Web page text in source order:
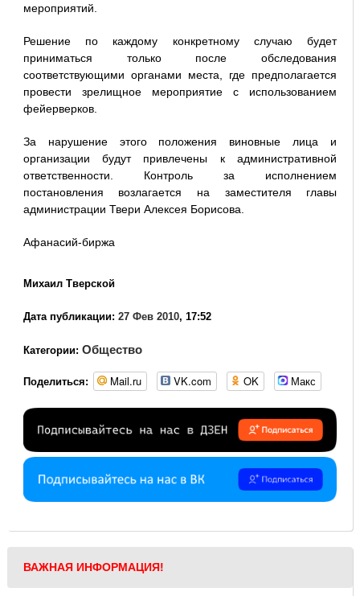
мероприятий.
Решение по каждому конкретному случаю будет
приниматься только после обследования
соответствующими органами места, где предполагается
провести зрелищное мероприятие с использованием
фейерверков.
За нарушение этого положения виновные лица и
организации будут привлечены к административной
ответственности. Контроль за исполнением
постановления возлагается на заместителя главы
администрации Твери Алексея Борисова.
Афанасий-биржа
Михаил Тверской
Дата публикации: 27 Фев 2010, 17:52
Категории: Общество
Поделиться: Mail.ru VK.com OK Макс
ВАЖНАЯ ИНФОРМАЦИЯ!